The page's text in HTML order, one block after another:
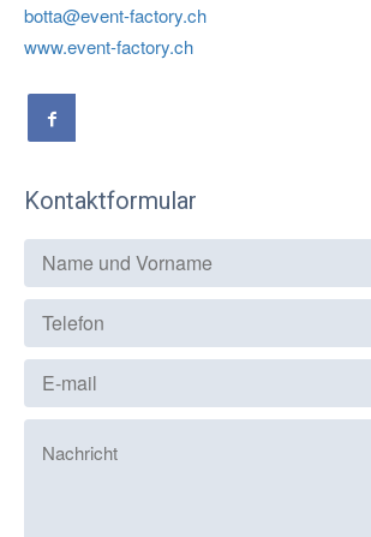
botta@event-factory.ch
www.event-factory.ch
Kontaktformular